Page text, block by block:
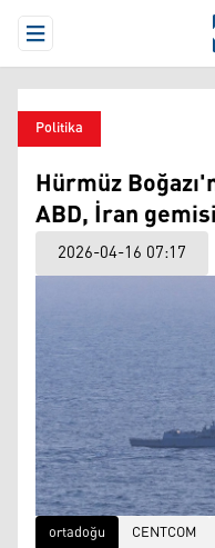
Open Menu
Politika
Hürmüz
ABD, İran
2026-04-16 07:17
ortadoğu CENTCOM